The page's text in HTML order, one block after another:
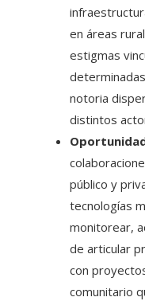
en áreas
estigmas
notoria
distintos
público y
tecnologías
monitorear,
de articular
con
comunitario